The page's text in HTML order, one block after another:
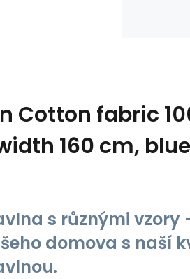
Cotton fabric
160 cm,
s různými vzory
domova s naší